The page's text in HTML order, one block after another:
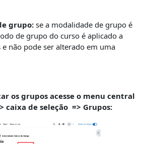
grupo: se a modalidade de grupo é
de grupo do curso é aplicado a
não pode ser alterado em uma
os grupos acesse o menu central
caixa de seleção => Grupos: